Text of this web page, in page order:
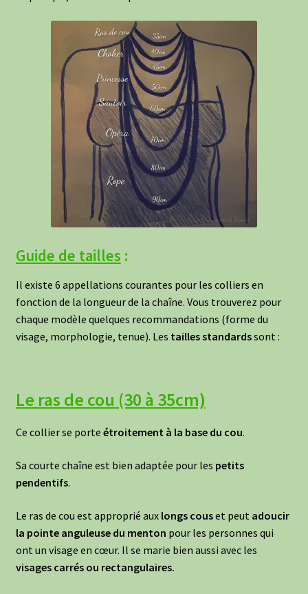
Guide de tailles :
Il existe 6 appellations courantes pour les colliers en
fonction de la longueur de la chaîne. Vous trouverez pour
chaque modèle quelques recommandations (forme du
visage, morphologie, tenue). Les tailles standardssont :
Le ras de cou (30 à 35cm)
Ce collier se porte étroitement à la base du cou.
Sa courte chaîne est bien adaptée pour les petits
pendentifs.
Le ras de cou est approprié aux longs couset peut adoucir
la pointe anguleuse du menton pour les personnes qui
ont un visage en cœur. Il se marie bien aussi avec les
visages carrés ou rectangulaires.